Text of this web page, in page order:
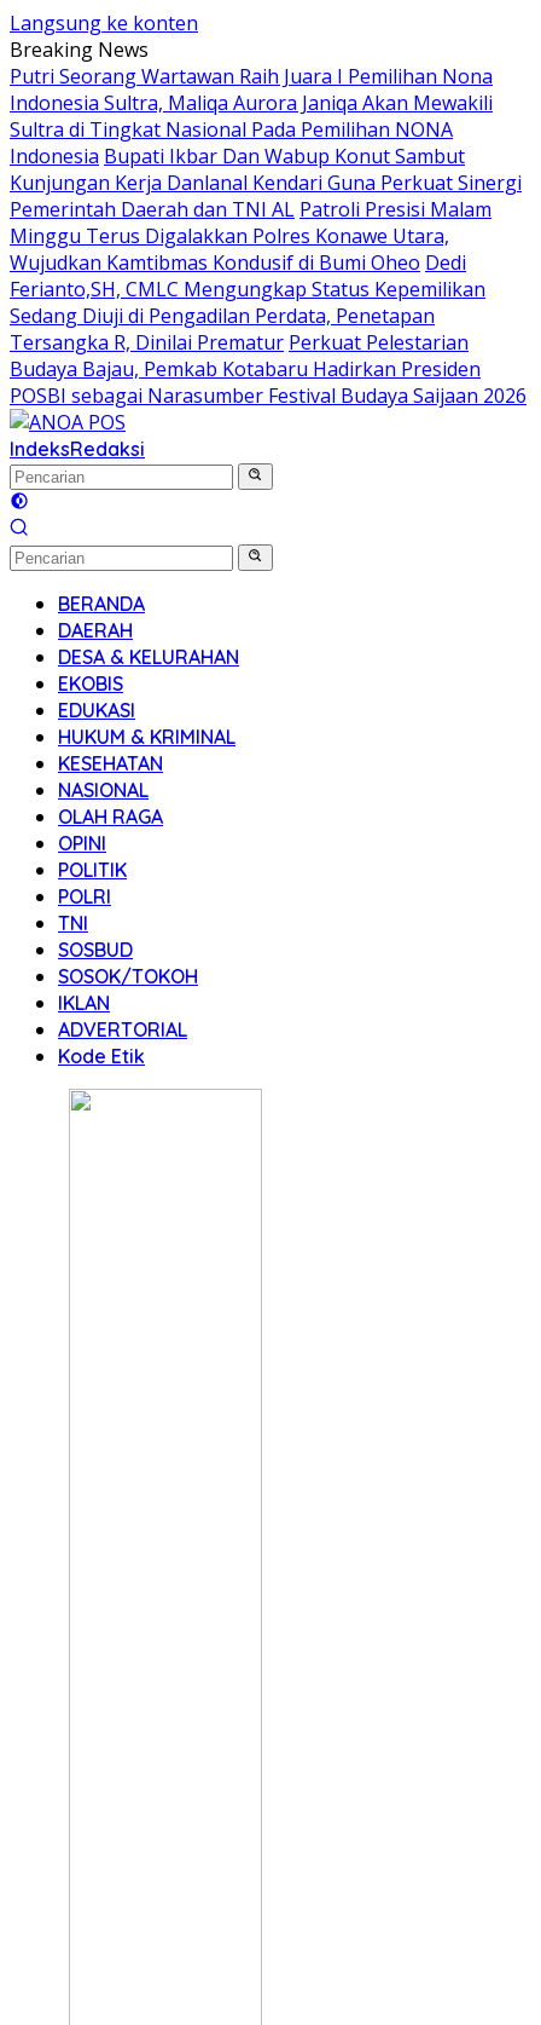
Langsung ke konten
Breaking News
Putri Seorang Wartawan ‎Raih Juara I Pemilihan Nona
Indonesia Sultra, Maliqa Aurora Janiqa Akan Mewakili
Sultra di Tingkat Nasional Pada Pemilihan NONA
Indonesia Bupati Ikbar Dan Wabup Konut Sambut
Kunjungan Kerja Danlanal Kendari Guna Perkuat Sinergi
Pemerintah Daerah dan TNI AL Patroli Presisi Malam
Minggu Terus Digalakkan Polres Konawe Utara,
Wujudkan Kamtibmas Kondusif di Bumi Oheo Dedi
Ferianto,SH, CMLC Mengungkap Status Kepemilikan
Sedang Diuji di Pengadilan Perdata, Penetapan
Tersangka R, Dinilai Prematur Perkuat Pelestarian
Budaya Bajau, Pemkab Kotabaru Hadirkan Presiden
POSBI sebagai Narasumber Festival Budaya Saijaan 2026
IndeksRedaksi
BERANDA
DAERAH
DESA & KELURAHAN
EKOBIS
EDUKASI
HUKUM & KRIMINAL
KESEHATAN
NASIONAL
OLAH RAGA
OPINI
POLITIK
POLRI
TNI
SOSBUD
SOSOK/TOKOH
IKLAN
ADVERTORIAL
Kode Etik